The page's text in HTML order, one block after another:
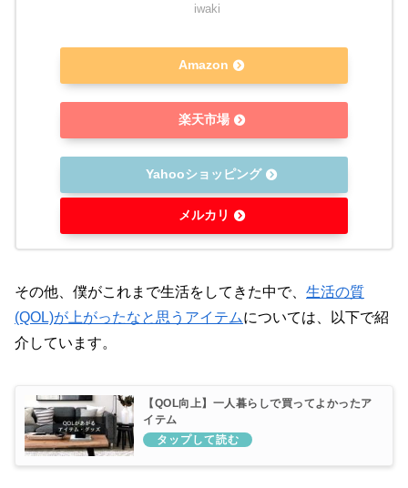
iwaki
Amazon
楽天市場
Yahooショッピング
メルカリ
その他、僕がこれまで生活をしてきた中で、 生活の質
(QOL)が上がったなと思うアイテムについては、以下で紹
介しています。
【QOL向上】一人暮らしで買ってよかったア
イテム